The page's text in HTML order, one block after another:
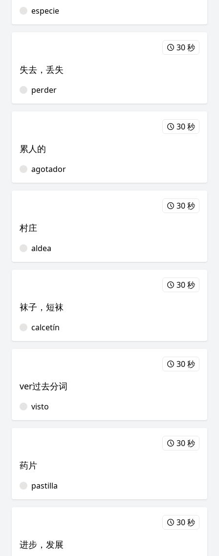
especie
30 秒
失去，丢失
perder
30 秒
累人的
agotador
30 秒
村庄
aldea
30 秒
袜子，短袜
calcetín
30 秒
ver过去分词
visto
30 秒
药片
pastilla
30 秒
进步，发展